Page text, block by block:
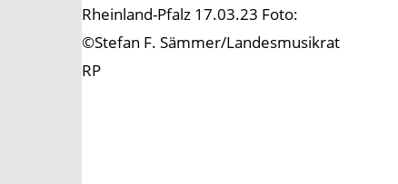
Rheinland-Pfalz 17.03.23 Foto:
©Stefan F. Sämmer/Landesmusikrat
RP